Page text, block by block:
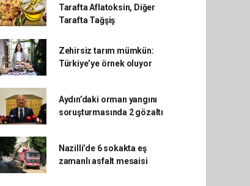
Tarafta Aflatoksin, Diğer
Tarafta Tağşiş
Zehirsiz tarım mümkün:
Türkiye’ye örnek oluyor
Aydın’daki orman yangını
soruşturmasında 2 gözaltı
Nazilli’de 6 sokakta eş
zamanlı asfalt mesaisi